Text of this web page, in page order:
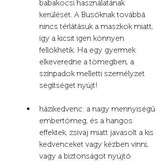
babakocsi használatának
kerülését. A Busóknak továbbá
nincs térlátásuk a maszkok miatt,
így a kicsit igen könnyen
fellökhetik. Ha egy gyermek
elkeveredne a tömegben, a
színpadok melletti személyzet
segítséget nyújt!
házikedvenc: a nagy mennyiségű
embertömeg, és a hangos
effektek, zsivaj miatt javasolt a kis
kedvenceket vagy kézben vinni,
vagy a biztonságot nyújtó